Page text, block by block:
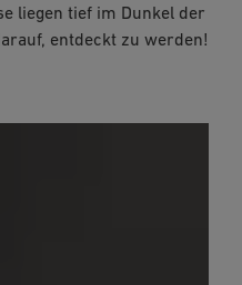
liegen tief im Dunkel der
entdeckt zu werden!